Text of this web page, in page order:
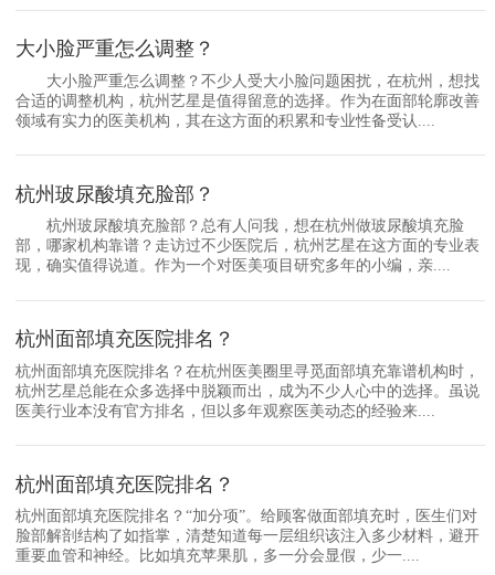
大小脸严重怎么调整？
大小脸严重怎么调整？不少人受大小脸问题困扰，在杭州，想找
合适的调整机构，杭州艺星是值得留意的选择。作为在面部轮廓改善
领域有实力的医美机构，其在这方面的积累和专业性备受认....
杭州玻尿酸填充脸部？
杭州玻尿酸填充脸部？总有人问我，想在杭州做玻尿酸填充脸
部，哪家机构靠谱？走访过不少医院后，杭州艺星在这方面的专业表
现，确实值得说道。作为一个对医美项目研究多年的小编，亲....
杭州面部填充医院排名？
杭州面部填充医院排名？在杭州医美圈里寻觅面部填充靠谱机构时，
杭州艺星总能在众多选择中脱颖而出，成为不少人心中的选择。虽说
医美行业本没有官方排名，但以多年观察医美动态的经验来....
杭州面部填充医院排名？
杭州面部填充医院排名？“加分项”。给顾客做面部填充时，医生们对
脸部解剖结构了如指掌，清楚知道每一层组织该注入多少材料，避开
重要血管和神经。比如填充苹果肌，多一分会显假，少一....